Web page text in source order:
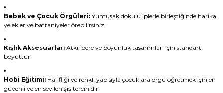
Bebek ve Çocuk Örgüleri:Yumuşak dokulu iplerle birleştiğinde harika
yelekler ve battaniyeler örebilirsiniz.
Kışlık Aksesuarlar:Atkı, bere ve boyunluk tasarımları için standart
boyuttur.
Hobi Eğitimi:Hafifliği ve renkli yapısıyla çocuklara örgü öğretmek için en
güvenli ve en sevilen şiş tercihidir.